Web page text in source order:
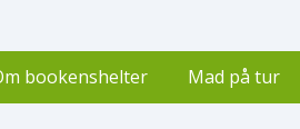
bookenshelter Mad på tur